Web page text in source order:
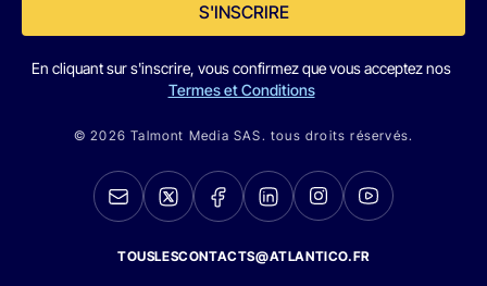
S'INSCRIRE
En cliquant sur s'inscrire, vous confirmez que vous acceptez nos
Termes et Conditions
© 2026 Talmont Media SAS. tous droits réservés.
TOUSLESCONTACTS@ATLANTICO.FR